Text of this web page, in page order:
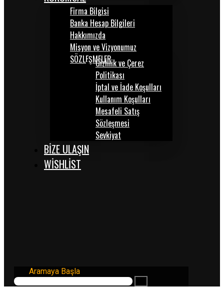
Firma Bilgisi
Banka Hesap Bilgileri
Hakkımızda
Misyon ve Vizyonumuz
SÖZLEŞMELERGizlilik ve Çerez
Politikası
İptal ve İade Koşulları
Kullanım Koşulları
Mesafeli Satış
Sözleşmesi
Sevkiyat
BİZE ULAŞIN
WISHLIST
Aramaya Başla